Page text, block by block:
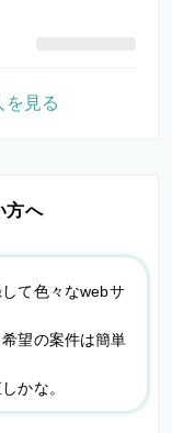
方へ
て色々なwebサ
望の案件は簡単
かな。
を見る